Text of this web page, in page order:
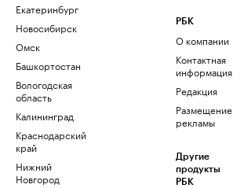
Екатеринбург
Новосибирск
Омск
Башкортостан
Вологодская
область
Калининград
Краснодарский
край
Нижний
Новгород
РБК
О компании
Контактная
информация
Редакция
Размещение
рекламы
Другие
продукты
РБК